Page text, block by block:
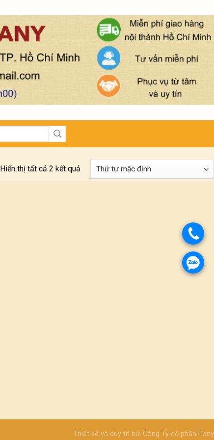
Hiển thị tất cả 2 kết quả
Thiết kế và duy trì bởi Công Ty cổ phần Pany